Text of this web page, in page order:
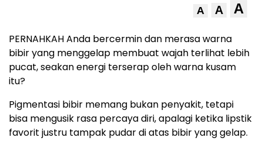
A A A
PERNAHKAH Anda bercermin dan merasa warna
bibir yang menggelap membuat wajah terlihat lebih
pucat, seakan energi terserap oleh warna kusam
itu?
Pigmentasi bibir memang bukan penyakit, tetapi
bisa mengusik rasa percaya diri, apalagi ketika lipstik
favorit justru tampak pudar di atas bibir yang gelap.